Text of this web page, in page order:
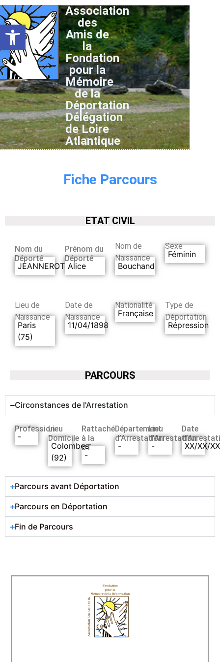
Ouvrir la barre d’outils
Association
des
Amis de
la
Fondation
pour la
Mémoire
de la
Déportation
Délégation
de Loire
Atlantique
Fiche Parcours
ETAT CIVIL
Nom du
Déporté
JEANNEROT
Prénom du
Déporté
Alice
Nom de
Naissance
Bouchand
Sexe
Féminin
Lieu de
Naissance
Paris
(75)
Date de
Naissance
11/04/1898
Nationalité
Française
Type de
Déportation
Répression
PARCOURS
Circonstances de l'Arrestation
Profession
-
Lieu
Domicile
Colombes
(92)
Rattaché
à la
DT
-
Département
d’Arrestation
-
Lieu
d’Arrestation
-
Date
XX/XX/
Parcours avant Déportation
Parcours en Déportation
Fin de Parcours